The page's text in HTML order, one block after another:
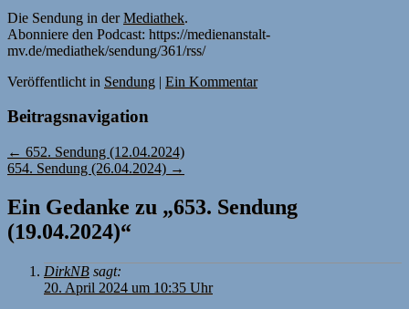
Die Sendung in derMediathek.
Abonniere den Podcast: https://medienanstalt-
mv.de/mediathek/sendung/361/rss/
Veröffentlicht in Sendung | Ein Kommentar
Beitragsnavigation
← 652. Sendung (12.04.2024)
654. Sendung (26.04.2024) →
Ein Gedanke zu „653. Sendung
(19.04.2024)“
DirkNB sagt:
20. April 2024 um 10:35 Uhr